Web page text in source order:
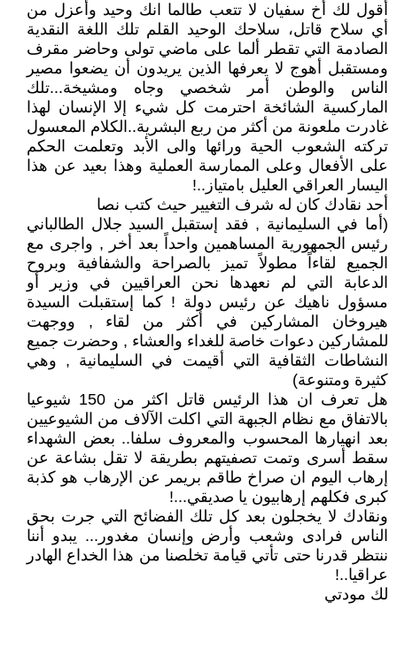
أقول لك أخ سفيان لا تتعب طالما انك وحيد وأعزل من
أي سلاح قاتل، سلاحك الوحيد القلم تلك اللغة النقدية
الصادمة التي تقطر ألما على ماضي تولى وحاضر مقرف
ومستقبل أهوج لا يعرفها الذين يريدون أن يضعوا مصير
الناس والوطن أمر شخصي وجاه ومشيخة...تلك
الماركسية الشائخة احترمت كل شيء إلا الإنسان لهذا
غادرت ملعونة من أكثر من ربع البشرية..الكلام المعسول
تركته الشعوب الحية ورائها والى الأبد وتعلمت الحكم
على الأفعال وعلى الممارسة العملية وهذا بعيد عن هذا
اليسار العراقي العليل بامتياز..!
أحد نقادك كان له شرف التغيير حيث كتب نصا
(أما في السليمانية , فقد إستقبل السيد جلال الطالباني
رئيس الجمهورية المساهمين واحداً بعد أخر , واجرى مع
الجميع لقاءاً مطولاً تميز بالصراحة والشفافية وبروح
الدعابة التي لم نعهدها نحن العراقيين في وزير أو
مسؤول ناهيك عن رئيس دولة ! كما إستقبلت السيدة
هيروخان المشاركين في أكثر من لقاء , ووجهت
للمشاركين دعوات خاصة للغداء والعشاء , وحضرت جميع
النشاطات الثقافية التي أقيمت في السليمانية , وهي
كثيرة ومتنوعة)
هل تعرف ان هذا الرئيس قاتل اكثر من 150 شيوعيا
بالاتفاق مع نظام الجبهة التي اكلت الآلاف من الشيوعيين
بعد انهيارها المحسوب والمعروف سلفا.. بعض الشهداء
سقط أسرى وتمت تصفيتهم بطريقة لا تقل بشاعة عن
إرهاب اليوم ان صراخ طاقم بريمر عن الإرهاب هو كذبة
كبرى فكلهم إرهابيون يا صديقي...!
ونقادك لا يخجلون بعد كل تلك الفضائح التي جرت بحق
الناس فرادى وشعب وأرض وإنسان مغدور... يبدو أننا
ننتظر قدرنا حتى تأتي قيامة تخلصنا من هذا الخداع الهادر
عراقيا..!
لك مودتي